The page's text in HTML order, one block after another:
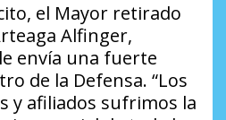
el Mayor retirado
Alfinger,
envía una fuerte
de la Defensa. “Los
y afiliados sufrimos la